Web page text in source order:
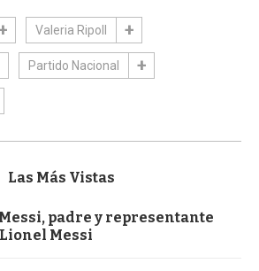
Valeria Ripoll
Partido Nacional
Las Más Vistas
padre y representante
Messi